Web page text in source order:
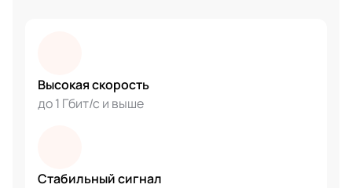
Высокая скорость
до 1 Гбит/с и выше
Стабильный сигнал